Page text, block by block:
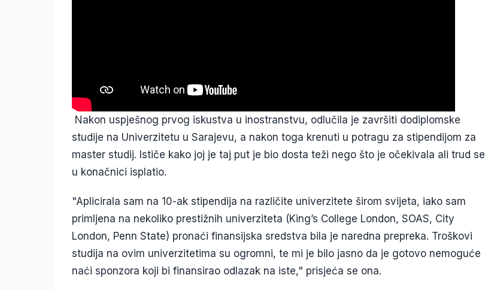
Nakon uspješnog prvog iskustva u inostranstvu, odlučila je završiti dodiplomske
studije na Univerzitetu u Sarajevu, a nakon toga krenuti u potragu za stipendijom za
master studij. Ističe kako joj je taj put je bio dosta teži nego što je očekivala ali trud se
u konačnici isplatio.
"Aplicirala sam na 10-ak stipendija na različite univerzitete širom svijeta, iako sam
primljena na nekoliko prestižnih univerziteta (King’s College London, SOAS, City
London, Penn State) pronaći finansijska sredstva bila je naredna prepreka. Troškovi
studija na ovim univerzitetima su ogromni, te mi je bilo jasno da je gotovo nemoguće
naći sponzora koji bi finansirao odlazak na iste," prisjeća se ona.